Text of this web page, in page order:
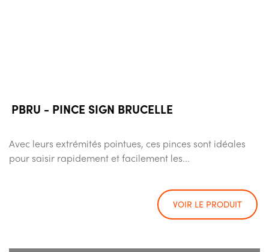
PBRU - PINCE SIGN BRUCELLE
Avec leurs extrémités pointues, ces pinces sont idéales
pour saisir rapidement et facilement les...
VOIR LE PRODUIT